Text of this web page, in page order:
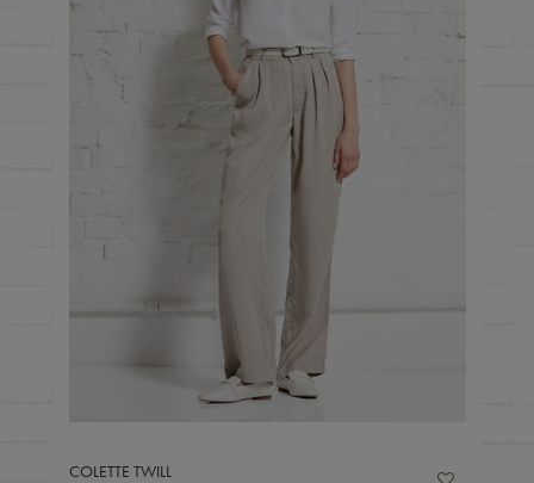
COLETTE TWILL